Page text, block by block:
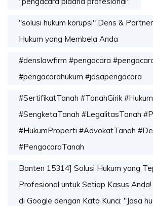
"solusi hukum korupsi" Dens &
Hukum yang Membela Anda
#denslawfirm #pengacara
#pengacarahukum #jasapengacara
#SertifikatTanah #TanahGirik
#SengketaTanah #LegalitasTanah
#HukumProperti #AdvokatTanah
#PengacaraTanah
Banten 15314] Solusi Hukum yang
Profesional untuk Setiap Kasus
di Google dengan Kata Kunci: "Jasa